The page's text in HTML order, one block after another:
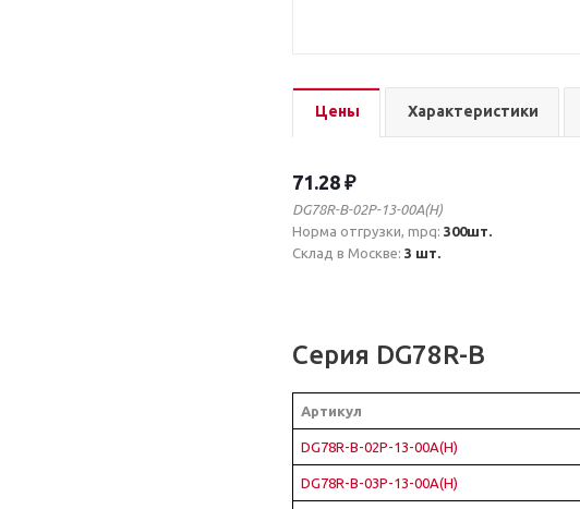
Цены Характеристики
71.28 ₽
DG78R-B-02P-13-00A(H)
Норма отгрузки, mpq: 300шт.
Склад в Москве: 3 шт.
Серия DG78R-B
Артикул
DG78R-B-02P-13-00A(H)
DG78R-B-03P-13-00A(H)